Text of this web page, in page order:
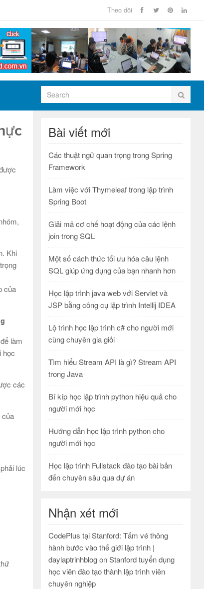
Theo dõi
Khi
của
làm
học
các
của
lúc
Bài viết mới
Các thuật ngữ quan trọng trong Spring
Framework
Làm việc với Thymeleaf trong lập trình
Spring Boot
Giải mã cơ chế hoạt động của các lệnh
join trong SQL
Một số cách thức tối ưu hóa câu lệnh
SQL giúp ứng dụng của bạn nhanh hơn
Học lập trình java web với Servlet và
JSP bằng công cụ lập trình Intellij IDEA
Lộ trình học lập trình c# cho người mới
cùng chuyên gia giỏi
Tìm hiểu Stream API là gì? Stream API
trong Java
Bí kíp học lập trình python hiệu quả cho
người mới học
Hướng dẫn học lập trình python cho
người mới học
Học lập trình Fullstack đào tạo bài bản
đến chuyên sâu qua dự án
Nhận xét mới
CodePlus tại Stanford: Tấm vé thông
hành bước vào thế giới lập trình |
daylaptrinhblogonStanford tuyển dụng
học viên đào tạo thành lập trình viên
chuyên nghiệp